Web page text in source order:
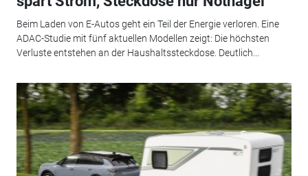
Beim Laden von E-Autos geht ein Teil der Energie verloren. Eine
ADAC-Studie mit fünf aktuellen Modellen zeigt: Die höchsten
Verluste entstehen an der Haushaltssteckdose. Deutlich...